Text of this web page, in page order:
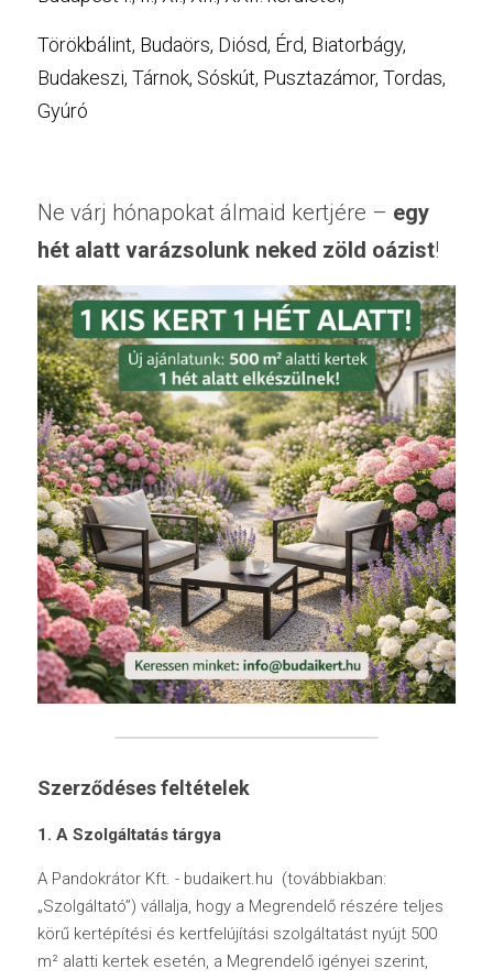
Törökbálint, Budaörs, Diósd, Érd, Biatorbágy,
Budakeszi, Tárnok, Sóskút, Pusztazámor, Tordas,
Gyúró
Ne várj hónapokat álmaid kertjére – egy
hét alatt varázsolunk neked zöld oázist!
Szerződéses feltételek
1. A Szolgáltatás tárgya
A Pandokrátor Kft. - budaikert.hu  (továbbiakban:
„Szolgáltató”) vállalja, hogy a Megrendelő részére teljes
körű kertépítési és kertfelújítási szolgáltatást nyújt 500
m² alatti kertek esetén, a Megrendelő igényei szerint,